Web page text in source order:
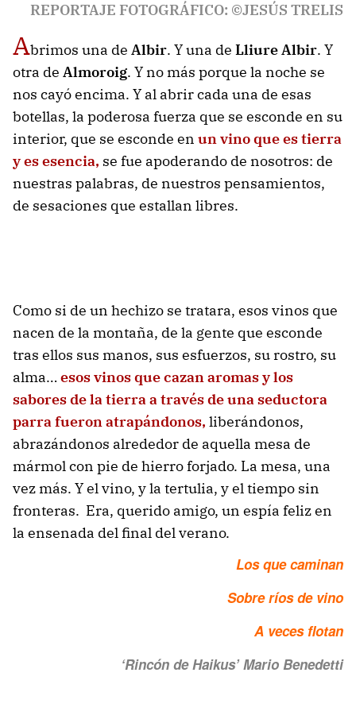
REPORTAJE FOTOGRÁFICO: ©JESÚS TRELIS
Abrimos una de Albir. Y una de Lliure Albir. Y
otra de Almoroig. Y no más porque la noche se
nos cayó encima. Y al abrir cada una de esas
botellas, la poderosa fuerza que se esconde en su
interior, que se esconde en un vino que es tierra
y es esencia, se fue apoderando de nosotros: de
nuestras palabras, de nuestros pensamientos,
de sesaciones que estallan libres.
Como si de un hechizo se tratara, esos vinos que
nacen de la montaña, de la gente que esconde
tras ellos sus manos, sus esfuerzos, su rostro, su
alma… esos vinos que cazan aromas y los
sabores de la tierra a través de una seductora
parra fueron atrapándonos, liberándonos,
abrazándonos alrededor de aquella mesa de
mármol con pie de hierro forjado. La mesa, una
vez más. Y el vino, y la tertulia, y el tiempo sin
fronteras. Era, querido amigo, un espía feliz en
la ensenada del final del verano.
Los que caminan
Sobre ríos de vino
A veces flotan
‘Rincón de Haikus’ Mario Benedetti